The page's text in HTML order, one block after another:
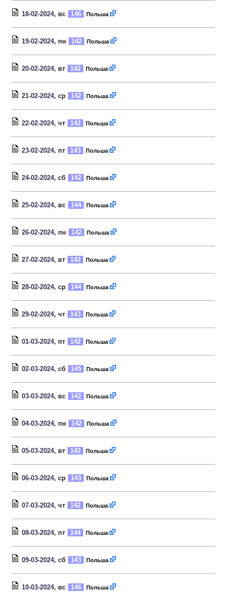
18-02-2024, вс 146 Польша
19-02-2024, пн 142 Польша
20-02-2024, вт 142 Польша
21-02-2024, ср 142 Польша
22-02-2024, чт 142 Польша
23-02-2024, пт 143 Польша
24-02-2024, сб 142 Польша
25-02-2024, вс 144 Польша
26-02-2024, пн 142 Польша
27-02-2024, вт 142 Польша
28-02-2024, ср 144 Польша
29-02-2024, чт 143 Польша
01-03-2024, пт 142 Польша
02-03-2024, сб 145 Польша
03-03-2024, вс 142 Польша
04-03-2024, пн 142 Польша
05-03-2024, вт 142 Польша
06-03-2024, ср 143 Польша
07-03-2024, чт 142 Польша
08-03-2024, пт 144 Польша
09-03-2024, сб 143 Польша
10-03-2024, вс 146 Польша